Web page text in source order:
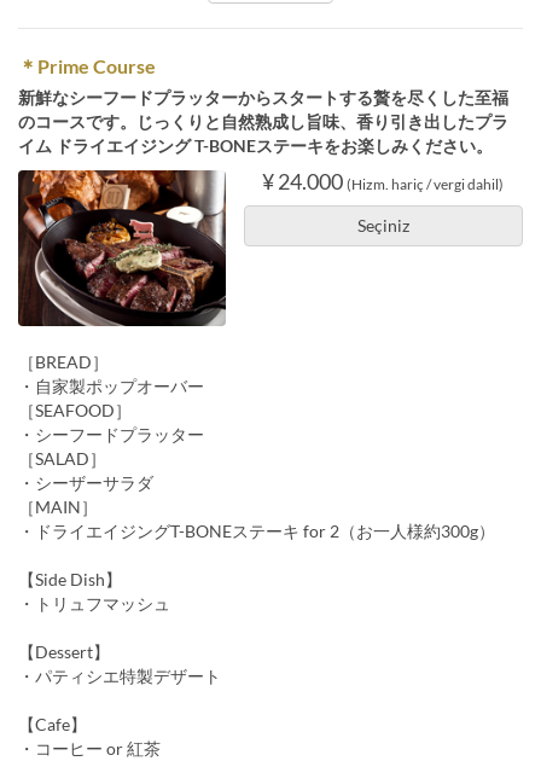
＊Prime Course
新鮮なシーフードプラッターからスタートする贅を尽くした至福
のコースです。じっくりと自然熟成し旨味、香り引き出したプラ
イム ドライエイジング T-BONEステーキをお楽しみください。
¥ 24.000 (Hizm. hariç / vergi dahil)
Seçiniz
［BREAD］
・自家製ポップオーバー
［SEAFOOD］
・シーフードプラッター
［SALAD］
・シーザーサラダ
［MAIN］
・ドライエイジングT-BONEステーキ for 2（お一人様約300g）
【Side Dish】
・トリュフマッシュ
【Dessert】
・パティシエ特製デザート
【Cafe】
・コーヒー or 紅茶